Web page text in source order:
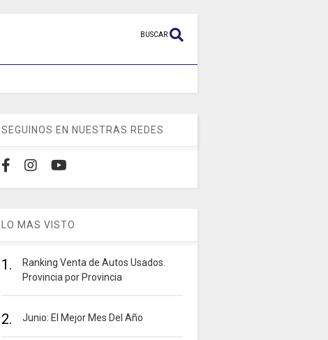
BUSCAR
SEGUINOS EN NUESTRAS REDES
LO MAS VISTO
1.
Ranking Venta de Autos Usados.
Provincia por Provincia
2. Junio: El Mejor Mes Del Año